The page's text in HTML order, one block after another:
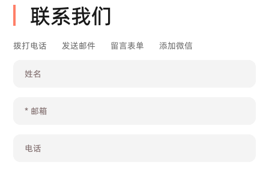
联系我们
拨打电话 发送邮件 留言表单 添加微信